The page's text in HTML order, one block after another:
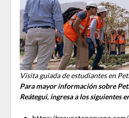
Visita guiada de estudiantes en
Para mayor información sobre
Reátegui, ingresa a los siguientes